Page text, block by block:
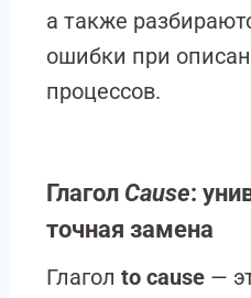
а также
ошибки при
процессов.
Глагол Cause:
точная замена
Глагол to cause —